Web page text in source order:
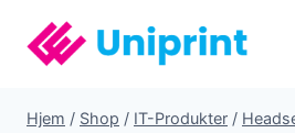
indhold
Hjem / Shop / IT-Produkter /